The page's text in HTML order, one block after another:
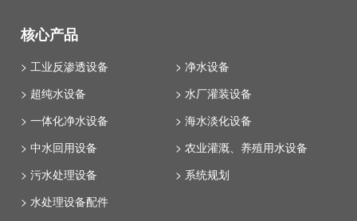
核心产品
> 工业反渗透设备
> 净水设备
> 超纯水设备
> 水厂灌装设备
> 一体化净水设备
> 海水淡化设备
> 中水回用设备
> 农业灌溉、养殖用水设备
> 污水处理设备
> 系统规划
> 水处理设备配件